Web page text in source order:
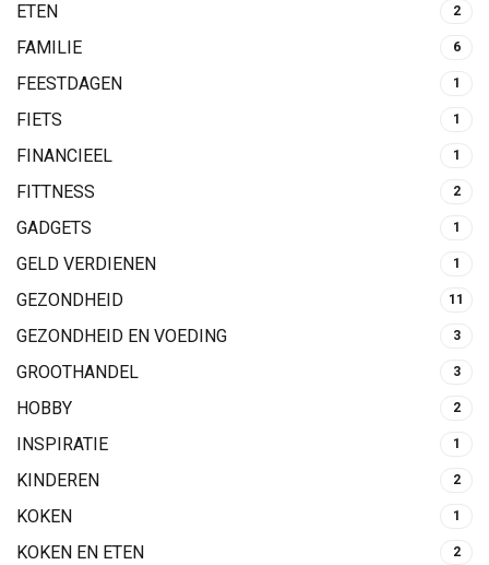
ETEN 2
FAMILIE 6
FEESTDAGEN 1
FIETS 1
FINANCIEEL 1
FITTNESS 2
GADGETS 1
GELD VERDIENEN 1
GEZONDHEID 11
GEZONDHEID EN VOEDING 3
GROOTHANDEL 3
HOBBY 2
INSPIRATIE 1
KINDEREN 2
KOKEN 1
KOKEN EN ETEN 2